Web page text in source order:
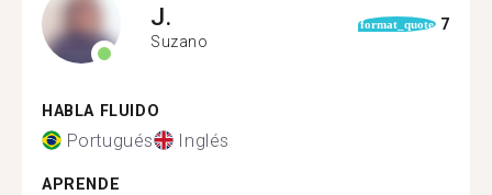
J.
Suzano
format_quote 7
HABLA FLUIDO
Portugués Inglés
APRENDE